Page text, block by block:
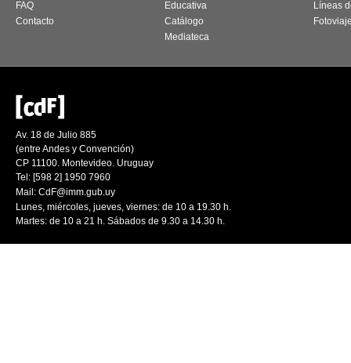
FAQ
Contacto
Educativa
Catálogo
Mediateca
Líneas
Av. 18 de Julio 885
(entre Andes y Convención)
CP 11100. Montevideo. Uruguay
Tel: [598 2] 1950 7960
Mail: CdF@imm.gub.uy
Lunes, miércoles, jueves, viernes: de 10 a 19.30 h.
Martes: de 10 a 21 h. Sábados de 9.30 a 14.30 h.